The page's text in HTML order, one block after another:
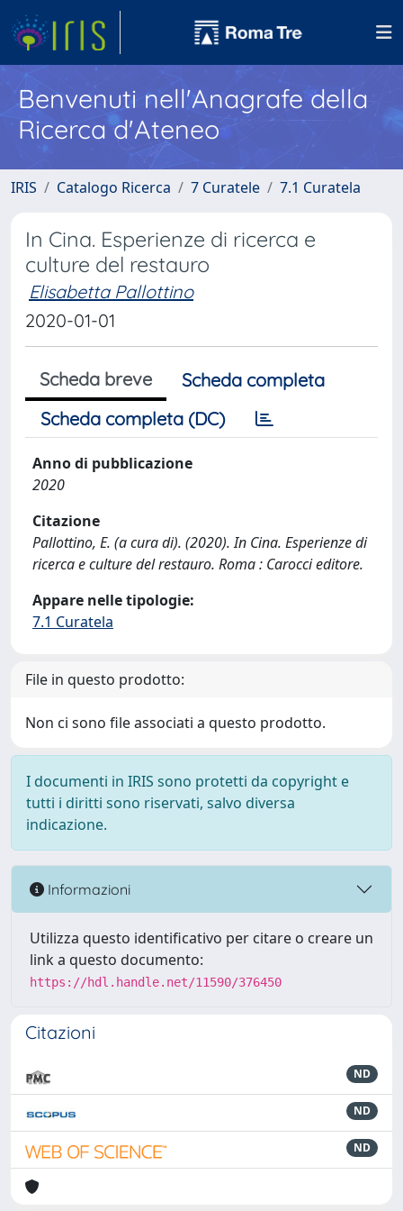
Benvenuti nell'Anagrafe della
Ricerca d'Ateneo
IRIS Catalogo Ricerca 7 Curatele 7.1 Curatela
In Cina. Esperienze di ricerca e
culture del restauro
Elisabetta Pallottino
2020-01-01
Scheda breve
Scheda completa
Scheda completa (DC)
Anno di pubblicazione
2020
Citazione
Pallottino, E. (a cura di). (2020). In Cina. Esperienze di
ricerca e culture del restauro. Roma : Carocci editore.
Appare nelle tipologie:
7.1 Curatela
File in questo prodotto:
Non ci sono file associati a questo prodotto.
I documenti in IRIS sono protetti da copyright e
tutti i diritti sono riservati, salvo diversa
indicazione.
Informazioni
Utilizza questo identificativo per citare o creare un
link a questo documento:
https://hdl.handle.net/11590/376450
Citazioni
ND
ND
ND